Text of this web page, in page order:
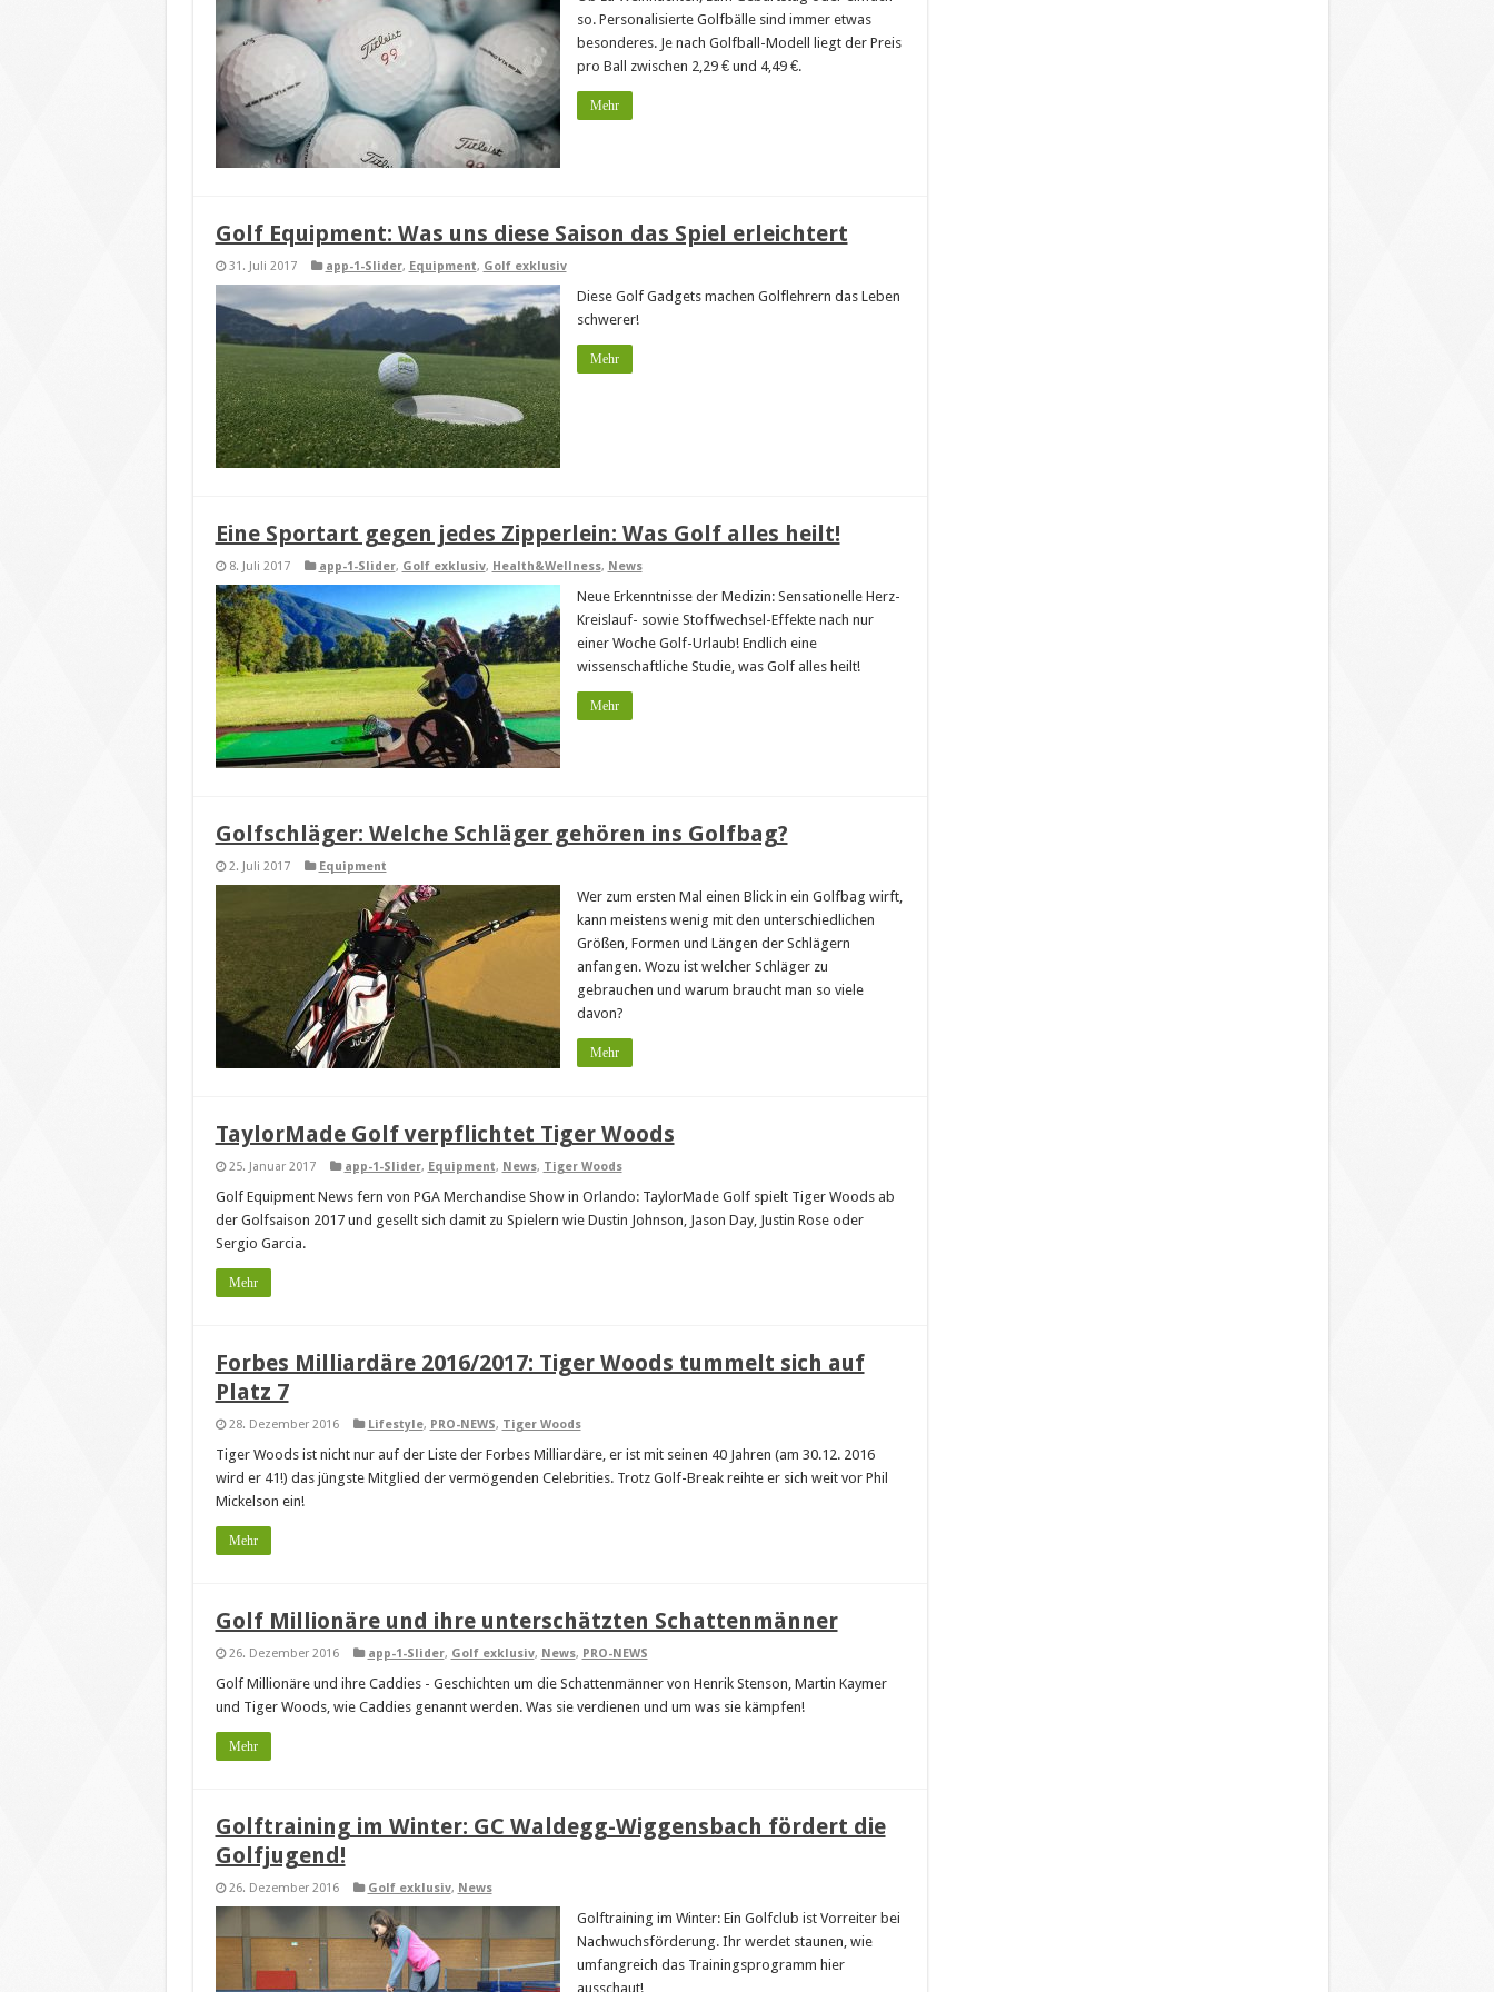
so. Personalisierte Golfbälle sind immer etwas
besonderes. Je nach Golfball-Modell liegt der Preis
pro Ball zwischen 2,29 € und 4,49 €.
Mehr
Golf Equipment: Was uns diese Saison das Spiel erleichtert
31. Juli 2017 app-1-Slider, Equipment, Golf exklusiv
Diese Golf Gadgets machen Golflehrern das Leben
schwerer!
Mehr
Eine Sportart gegen jedes Zipperlein: Was Golf alles heilt!
8. Juli 2017 app-1-Slider, Golf exklusiv, Health&Wellness, News
Neue Erkenntnisse der Medizin: Sensationelle Herz-
Kreislauf- sowie Stoffwechsel-Effekte nach nur
einer Woche Golf-Urlaub! Endlich eine
wissenschaftliche Studie, was Golf alles heilt!
Mehr
Golfschläger: Welche Schläger gehören ins Golfbag?
2. Juli 2017 Equipment
Wer zum ersten Mal einen Blick in ein Golfbag wirft,
kann meistens wenig mit den unterschiedlichen
Größen, Formen und Längen der Schlägern
anfangen. Wozu ist welcher Schläger zu
gebrauchen und warum braucht man so viele
davon?
Mehr
TaylorMade Golf verpflichtet Tiger Woods
25. Januar 2017 app-1-Slider, Equipment, News, Tiger Woods
Golf Equipment News fern von PGA Merchandise Show in Orlando: TaylorMade Golf spielt Tiger Woods ab
der Golfsaison 2017 und gesellt sich damit zu Spielern wie Dustin Johnson, Jason Day, Justin Rose oder
Sergio Garcia.
Mehr
Forbes Milliardäre 2016/2017: Tiger Woods tummelt sich auf
Platz 7
28. Dezember 2016 Lifestyle, PRO-NEWS, Tiger Woods
Tiger Woods ist nicht nur auf der Liste der Forbes Milliardäre, er ist mit seinen 40 Jahren (am 30.12. 2016
wird er 41!) das jüngste Mitglied der vermögenden Celebrities. Trotz Golf-Break reihte er sich weit vor Phil
Mickelson ein!
Mehr
Golf Millionäre und ihre unterschätzten Schattenmänner
26. Dezember 2016 app-1-Slider, Golf exklusiv, News, PRO-NEWS
Golf Millionäre und ihre Caddies - Geschichten um die Schattenmänner von Henrik Stenson, Martin Kaymer
und Tiger Woods, wie Caddies genannt werden. Was sie verdienen und um was sie kämpfen!
Mehr
Golftraining im Winter: GC Waldegg-Wiggensbach fördert die
Golfjugend!
26. Dezember 2016 Golf exklusiv, News
Golftraining im Winter: Ein Golfclub ist Vorreiter bei
Nachwuchsförderung. Ihr werdet staunen, wie
umfangreich das Trainingsprogramm hier
ausschaut!